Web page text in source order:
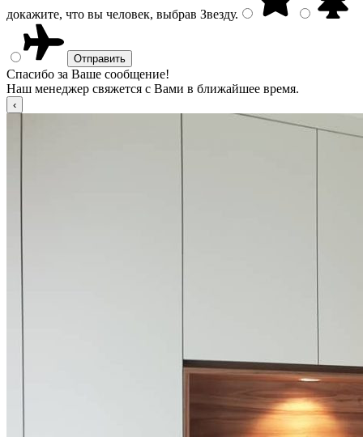
докажите, что вы человек, выбрав Звезду.
Спасибо за Ваше сообщение!
Наш менеджер свяжется с Вами в ближайшее время.